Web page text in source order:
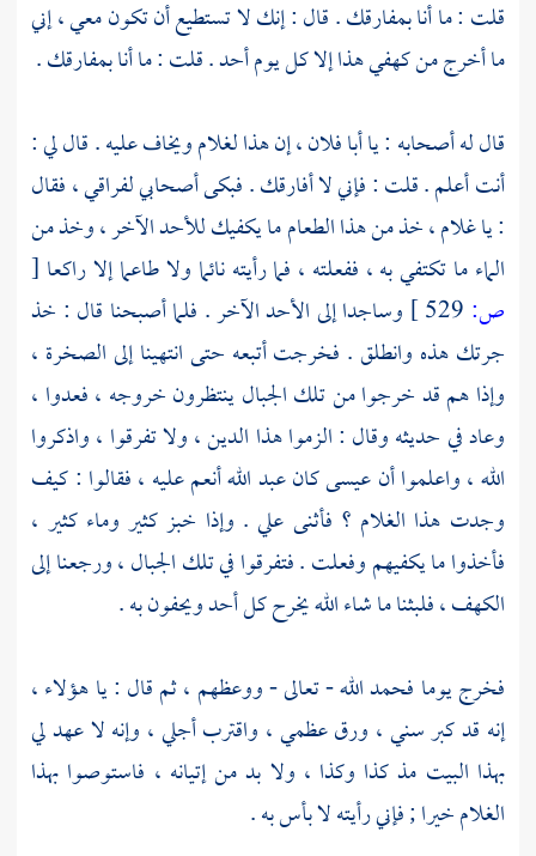
قلت : ما أنا بمفارقك . قال : إنك لا تستطيع أن تكون معي ، إني
ما أخرج من كهفي هذا إلا كل يوم أحد . قلت : ما أنا بمفارقك .
قال له أصحابه : يا أبا فلان ، إن هذا لغلام ويخاف عليه . قال لي :
أنت أعلم . قلت : فإني لا أفارقك . فبكى أصحابي لفراقي ، فقال
: يا غلام ، خذ من هذا الطعام ما يكفيك للأحد الآخر ، وخذ من
الماء ما تكتفي به ، ففعلته ، فما رأيته نائما ولا طاعما إلا راكعا [
ص:
وساجدا إلى الأحد الآخر . فلما أصبحنا قال : خذ
جرتك هذه وانطلق . فخرجت أتبعه حتى انتهينا إلى الصخرة ،
وإذا هم قد خرجوا من تلك الجبال ينتظرون خروجه ، فعدوا ،
وعاد في حديثه وقال : الزموا هذا الدين ، ولا تفرقوا ، واذكروا
الله ، واعلموا أنعيسىكان عبد الله أنعم عليه ، فقالوا : كيف
وجدت هذا الغلام ؟ فأثنى علي . وإذا خبز كثير وماء كثير ،
فأخذوا ما يكفيهم وفعلت . فتفرقوا في تلك الجبال ، ورجعنا إلى
الكهف ، فلبثنا ما شاء الله يخرح كل أحد ويحفون به .
فخرج يوما فحمد الله - تعالى - ووعظهم ، ثم قال : يا هؤلاء ،
إنه قد كبر سني ، ورق عظمي ، واقترب أجلي ، وإنه لا عهد لي
بهذا البيت مذ كذا وكذا ، ولا بد من إتيانه ، فاستوصوا بهذا
الغلام خيرا ; فإني رأيته لا بأس به .